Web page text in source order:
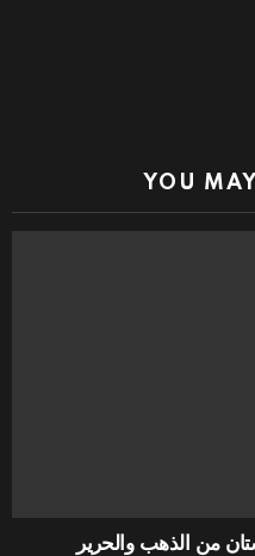
YOU
من الذهب والحرير